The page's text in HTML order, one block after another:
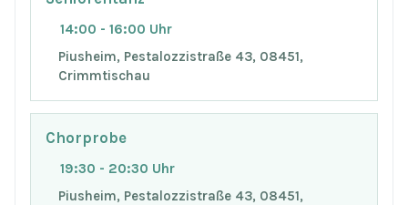
14:00 - 16:00 Uhr
Piusheim, Pestalozzistraße 43, 08451,
Crimmtischau
Chorprobe
19:30 - 20:30 Uhr
Piusheim, Pestalozzistraße 43, 08451,